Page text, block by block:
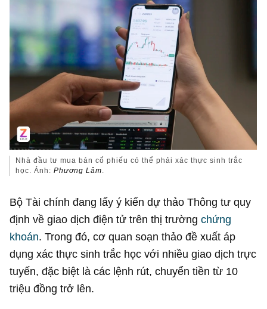
Nhà đầu tư mua bán cổ phiếu có thể phải xác thực sinh trắc
học. Ảnh:Phương Lâm.
Bộ Tài chính đang lấy ý kiến dự thảo Thông tư quy
định về giao dịch điện tử trên thị trườngchứng
khoán. Trong đó, cơ quan soạn thảo đề xuất áp
dụng xác thực sinh trắc học với nhiều giao dịch trực
tuyến, đặc biệt là các lệnh rút, chuyển tiền từ 10
triệu đồng trở lên.